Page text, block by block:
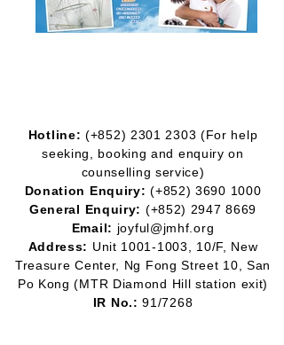
Hotline: (+852) 2301 2303 (For help
seeking, booking and enquiry on
counselling service)
Donation Enquiry: (+852)3690 1000
General Enquiry: (+852) 2947 8669
Email: joyful@jmhf.org
Address: Unit 1001-1003
, 10/F, New
Treasure Center, Ng Fong Street 10, San
Po Kong(MTR Diamond Hill station exit)
IR No.: 91/7268